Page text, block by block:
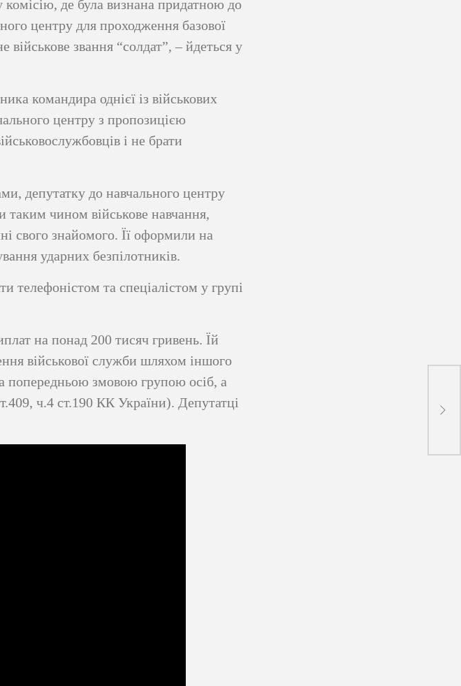
комісію, де була визнана придатною до
центру для проходження базової
військове звання “солдат”, – йдеться у
командира однієї із військових
центру з пропозицією
і не брати
депутатку до навчального центру
таким чином військове навчання,
свого знайомого. Її оформили на
ударних безпілотників.
телефоністом та спеціалістом у групі
на понад 200 тисяч гривень. Їй
військової служби шляхом іншого
попередньою змовою групою осіб, а
ч.4 ст.190 КК України). Депутатці